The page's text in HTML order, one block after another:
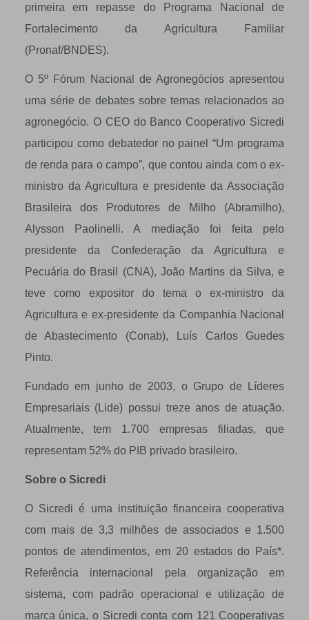
primeira em repasse do Programa Nacional de
Fortalecimento da Agricultura Familiar
(Pronaf/BNDES).
O 5º Fórum Nacional de Agronegócios apresentou
uma série de debates sobre temas relacionados ao
agronegócio. O CEO do Banco Cooperativo Sicredi
participou como debatedor no painel “Um programa
de renda para o campo”, que contou ainda com o ex-
ministro da Agricultura e presidente da Associação
Brasileira dos Produtores de Milho (Abramilho),
Alysson Paolinelli. A mediação foi feita pelo
presidente da Confederação da Agricultura e
Pecuária do Brasil (CNA), João Martins da Silva, e
teve como expositor do tema o ex-ministro da
Agricultura e ex-presidente da Companhia Nacional
de Abastecimento (Conab), Luís Carlos Guedes
Pinto.
Fundado em junho de 2003, o Grupo de Líderes
Empresariais (Lide) possui treze anos de atuação.
Atualmente, tem 1.700 empresas filiadas, que
representam 52% do PIB privado brasileiro.
Sobre o Sicredi
O Sicredi é uma instituição financeira cooperativa
com mais de 3,3 milhões de associados e 1.500
pontos de atendimentos, em 20 estados do País*.
Referência internacional pela organização em
sistema, com padrão operacional e utilização de
marca única, o Sicredi conta com 121 Cooperativas